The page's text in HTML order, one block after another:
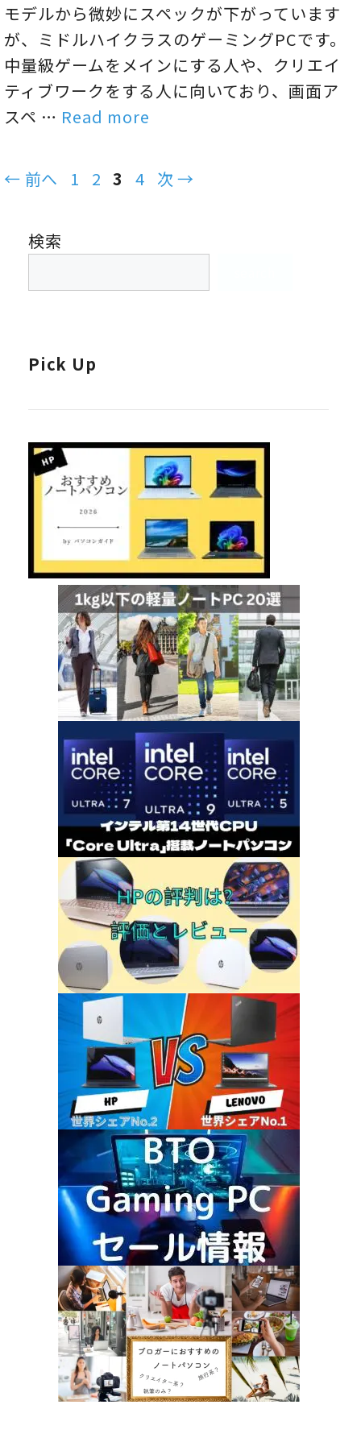
モデルから微妙にスペックが下がっています
が、ミドルハイクラスのゲーミングPCです。
中量級ゲームをメインにする人や、クリエイ
ティブワークをする人に向いており、画面ア
スペ … Read more
← 前へ
ペ
1
ペ
2 ペ
3
ペ
4 次→
検索
Pick Up